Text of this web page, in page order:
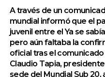
A través de un
mundial informó que el
juvenil entre el Ya se
pero aún faltaba la
oficial tras el
Claudio Tapia,
sede del Mundial Sub